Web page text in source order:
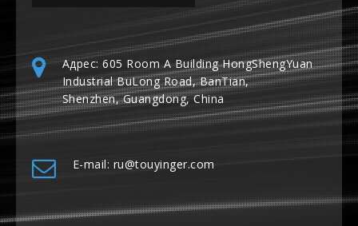
Адрес: 605 Room A Building HongShengYuan
Industrial BuLong Road, BanTian,
Shenzhen, Guangdong, China
E-mail: ru@touyinger.com